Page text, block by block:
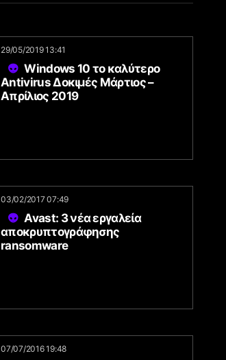
29/05/2019 13:41
Windows 10 το καλύτερο
Antivirus Δοκιμές Μάρτιος –
Απρίλιος 2019
03/02/2017 07:49
Avast: 3 νέα εργαλεία
αποκρυπτογράφησης
ransomware
07/07/2016 19:48